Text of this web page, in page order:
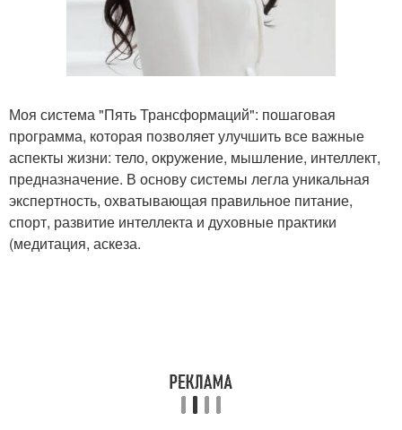
Моя система "Пять Трансформаций": пошаговая
программа, которая позволяет улучшить все важные
аспекты жизни: тело, окружение, мышление, интеллект,
предназначение. В основу системы легла уникальная
экспертность, охватывающая правильное питание,
спорт, развитие интеллекта и духовные практики
(медитация, аскеза.